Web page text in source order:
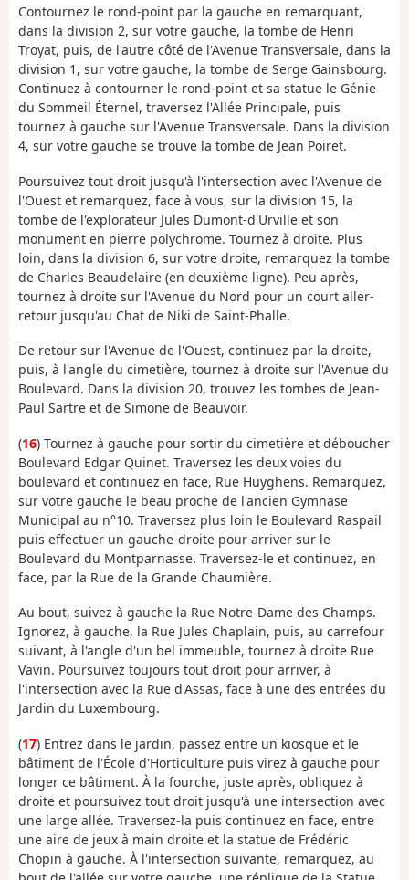
Contournez le rond-point par la gauche en remarquant,
dans la division 2, sur votre gauche, la tombe de Henri
Troyat, puis, de l'autre côté de l'Avenue Transversale, dans la
division 1, sur votre gauche, la tombe de Serge Gainsbourg.
Continuez à contourner le rond-point et sa statue le Génie
du Sommeil Éternel, traversez l'Allée Principale, puis
tournez à gauche sur l'Avenue Transversale. Dans la division
4, sur votre gauche se trouve la tombe de Jean Poiret.
Poursuivez tout droit jusqu'à l'intersection avec l'Avenue de
l'Ouest et remarquez, face à vous, sur la division 15, la
tombe de l'explorateur Jules Dumont-d'Urville et son
monument en pierre polychrome. Tournez à droite. Plus
loin, dans la division 6, sur votre droite, remarquez la tombe
de Charles Beaudelaire (en deuxième ligne). Peu après,
tournez à droite sur l'Avenue du Nord pour un court aller-
retour jusqu'au Chat de Niki de Saint-Phalle.
De retour sur l'Avenue de l'Ouest, continuez par la droite,
puis, à l'angle du cimetière, tournez à droite sur l'Avenue du
Boulevard. Dans la division 20, trouvez les tombes de Jean-
Paul Sartre et de Simone de Beauvoir.
(16) Tournez à gauche pour sortir du cimetière et déboucher
Boulevard Edgar Quinet. Traversez les deux voies du
boulevard et continuez en face, Rue Huyghens. Remarquez,
sur votre gauche le beau proche de l'ancien Gymnase
Municipal au n°10. Traversez plus loin le Boulevard Raspail
puis effectuer un gauche-droite pour arriver sur le
Boulevard du Montparnasse. Traversez-le et continuez, en
face, par la Rue de la Grande Chaumière.
Au bout, suivez à gauche la Rue Notre-Dame des Champs.
Ignorez, à gauche, la Rue Jules Chaplain, puis, au carrefour
suivant, à l'angle d'un bel immeuble, tournez à droite Rue
Vavin. Poursuivez toujours tout droit pour arriver, à
l'intersection avec la Rue d'Assas, face à une des entrées du
Jardin du Luxembourg.
(17) Entrez dans le jardin, passez entre un kiosque et le
bâtiment de l'École d'Horticulture puis virez à gauche pour
longer ce bâtiment. À la fourche, juste après, obliquez à
droite et poursuivez tout droit jusqu'à une intersection avec
une large allée. Traversez-la puis continuez en face, entre
une aire de jeux à main droite et la statue de Frédéric
Chopin à gauche. À l'intersection suivante, remarquez, au